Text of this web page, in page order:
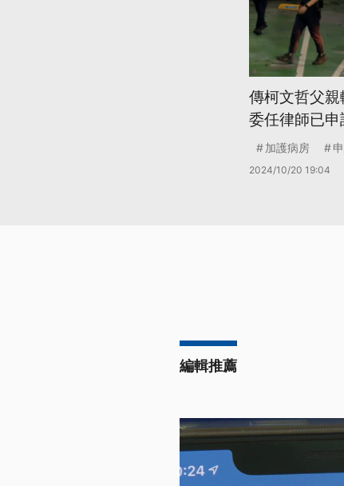
傳柯文哲父
委任律師已
加護病房
2024/10/20 19:04
編輯推薦